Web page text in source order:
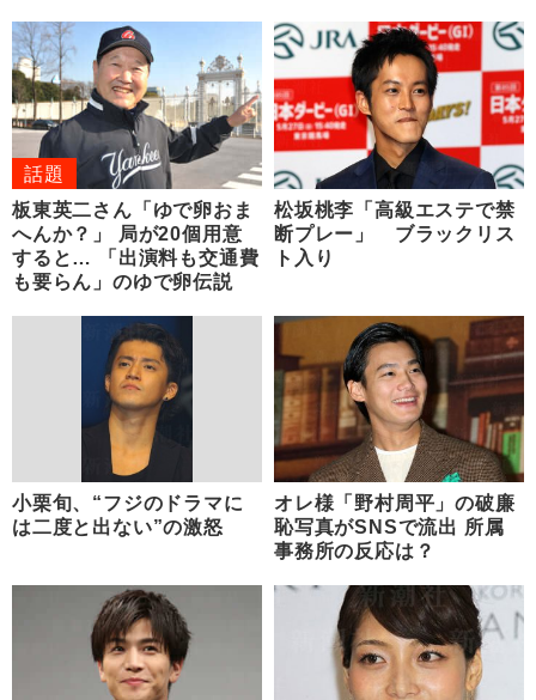
話題
板東英二さん「ゆで卵おま
へんか？」 局が20個用意
すると… 「出演料も交通費
も要らん」のゆで卵伝説
松坂桃李「高級エステで禁
断プレー」 ブラックリス
ト入り
小栗旬、“フジのドラマに
は二度と出ない”の激怒
オレ様「野村周平」の破廉
恥写真がSNSで流出 所属
事務所の反応は？